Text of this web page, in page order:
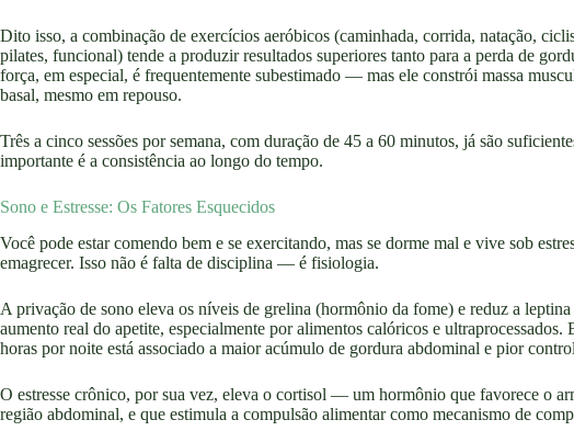
Dito isso, a combinação de exercícios aeróbicos (caminhada, corrida, natação,
pilates, funcional) tende a produzir resultados superiores tanto para a perda de
força, em especial, é frequentemente subestimado — mas ele constrói massa
basal, mesmo em repouso.
Três a cinco sessões por semana, com duração de 45 a 60 minutos, já são
importante é a consistência ao longo do tempo.
Sono e Estresse: Os Fatores Esquecidos
Você pode estar comendo bem e se exercitando, mas se dorme mal e vive sob
emagrecer. Isso não é falta de disciplina — é fisiologia.
A privação de sono eleva os níveis de grelina (hormônio da fome) e reduz a
aumento real do apetite, especialmente por alimentos calóricos e ultraprocessados.
horas por noite está associado a maior acúmulo de gordura abdominal e pior
O estresse crônico, por sua vez, eleva o cortisol — um hormônio que favorece o
região abdominal, e que estimula a compulsão alimentar como mecanismo de